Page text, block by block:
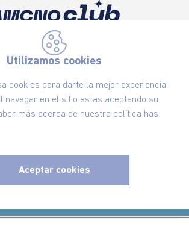
Utilizamos cookies
cookies para darte la mejor experiencia
navegar en el sitio estas aceptando su
más acerca de nuestra política has
Aceptar cookies
ahora nuestro Newsletter y recibe
exclusivas y lo último en moda